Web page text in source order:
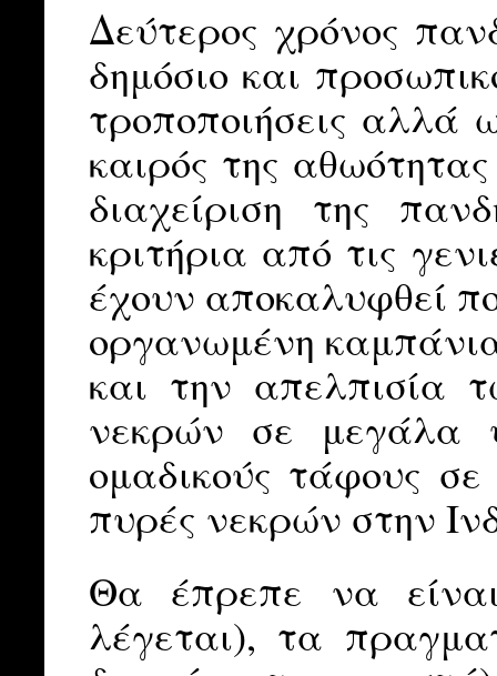
Δεύτερος χρόνος
δημόσιο και
τροποποιήσεις αλλά
καιρός της
διαχείριση της
κριτήρια από τις
έχουν αποκαλυφθεί
οργανωμένη
και την απελπισία
νεκρών σε μεγάλα
ομαδικούς τάφους σε
πυρές νεκρών στην
Θα έπρεπε να
λέγεται), τα